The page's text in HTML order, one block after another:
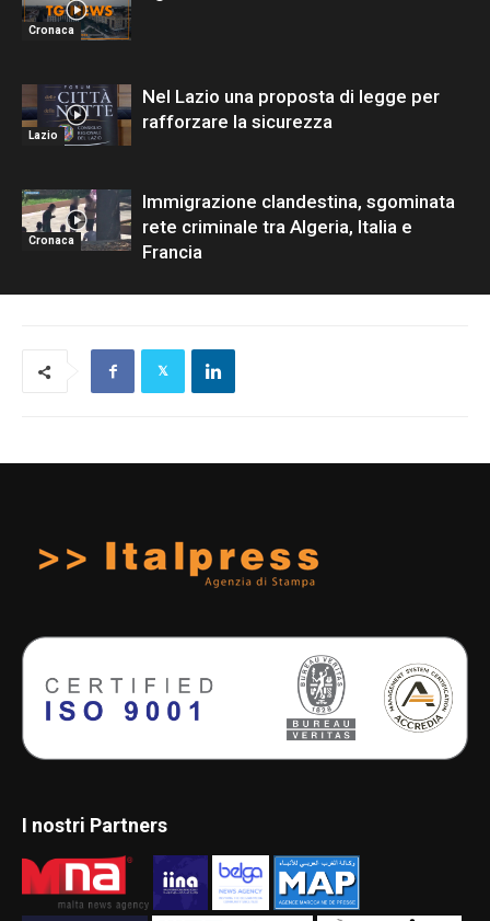
Cronaca
Lazio
Nel Lazio una proposta di legge per
rafforzare la sicurezza
Cronaca
Immigrazione clandestina, sgominata
rete criminale tra Algeria, Italia e
Francia
I nostri Partners